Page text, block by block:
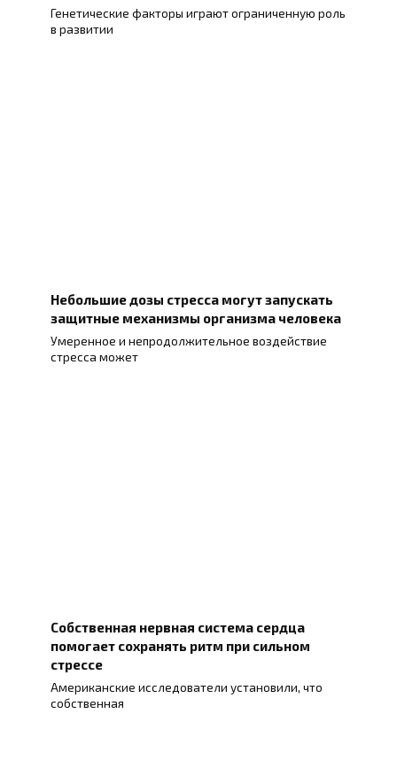
Генетические факторы играют ограниченную роль
в развитии
Небольшие дозы стресса могут запускать
защитные механизмы организма человека
Умеренное и непродолжительное воздействие
стресса может
Собственная нервная система сердца
помогает сохранять ритм при сильном
стрессе
Американские исследователи установили, что
собственная